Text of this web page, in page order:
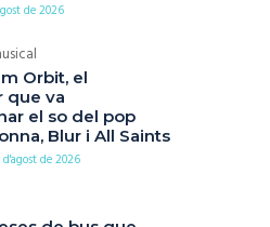
de 2026
Orbit, el
que va
el so del pop
Blur i All Saints
d'agost de 2026